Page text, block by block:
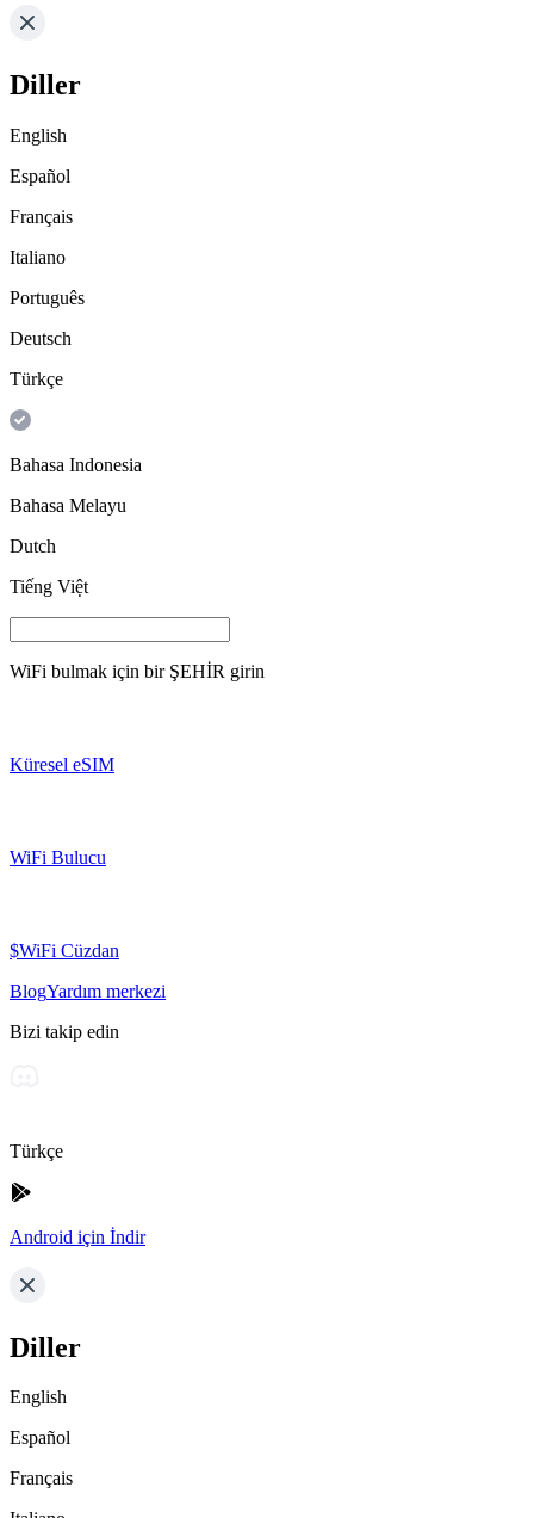
Diller
English
Español
Français
Italiano
Português
Deutsch
Türkçe
Bahasa Indonesia
Bahasa Melayu
Dutch
Tiếng Việt
WiFi bulmak için bir ŞEHİR girin
Küresel eSIM
WiFi Bulucu
$WiFi Cüzdan
BlogYardım merkezi
Bizi takip edin
Türkçe
Android için İndir
Diller
English
Español
Français